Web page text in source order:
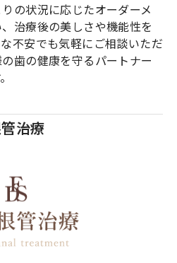
の状況に応じたオーダーメ
治療後の美しさや機能性を
不安でも気軽にご相談いただ
歯の健康を守るパートナー
治療